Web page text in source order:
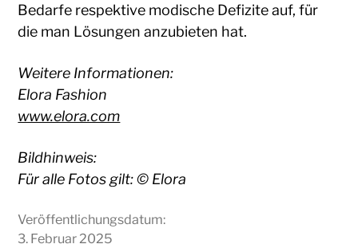
Bedarfe respektive modische Defizite auf, für
die man Lösungen anzubieten hat.
Weitere Informationen:
Elora Fashion
www.elora.com
Bildhinweis:
Für alle Fotos gilt: © Elora
Veröffentlichungsdatum:
3. Februar 2025